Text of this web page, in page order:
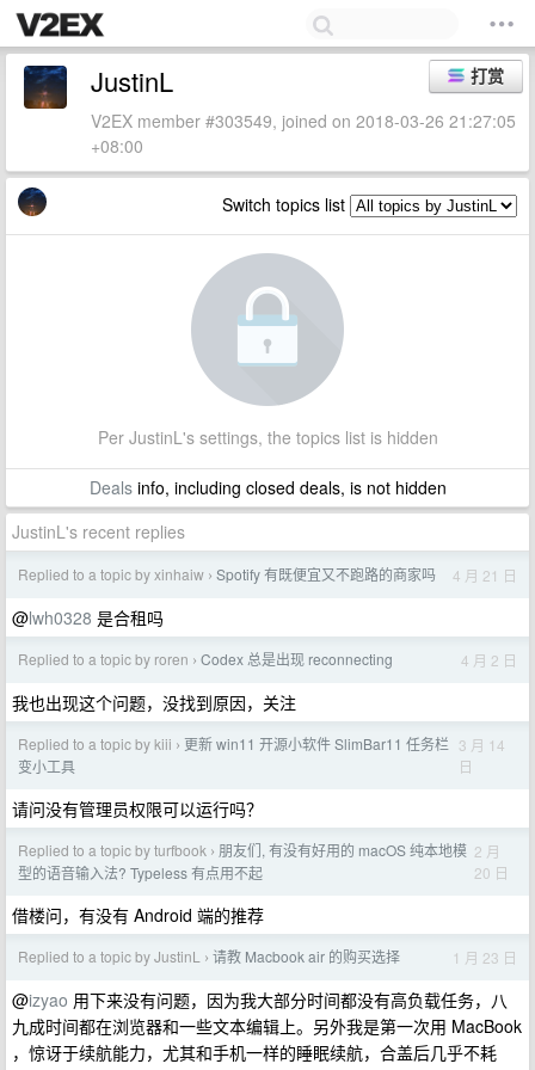
打赏
JustinL
V2EX member #303549, joined on 2018-03-26 21:27:05
+08:00
Switch topics list
Per JustinL's settings, the topics list is hidden
Dealsinfo, including closed deals, is not hidden
JustinL's recent replies
Replied to a topic by xinhaiw › Spotify 有既便宜又不跑路的商家吗 4 月 21 日
@lwh0328 是合租吗
Replied to a topic by roren › Codex 总是出现 reconnecting 4 月 2 日
我也出现这个问题，没找到原因，关注
Replied to a topic by kiii › 更新 win11 开源小软件 SlimBar11 任务栏
变小工具
3 月 14
日
请问没有管理员权限可以运行吗？
Replied to a topic by turfbook › 朋友们, 有没有好用的 macOS 纯本地模
型的语音输入法? Typeless 有点用不起
2 月
20 日
借楼问，有没有 Android 端的推荐
Replied to a topic by JustinL › 请教 Macbook air 的购买选择 1 月 23 日
@izyao 用下来没有问题，因为我大部分时间都没有高负载任务，八
九成时间都在浏览器和一些文本编辑上。另外我是第一次用 MacBook
，惊讶于续航能力，尤其和手机一样的睡眠续航，合盖后几乎不耗